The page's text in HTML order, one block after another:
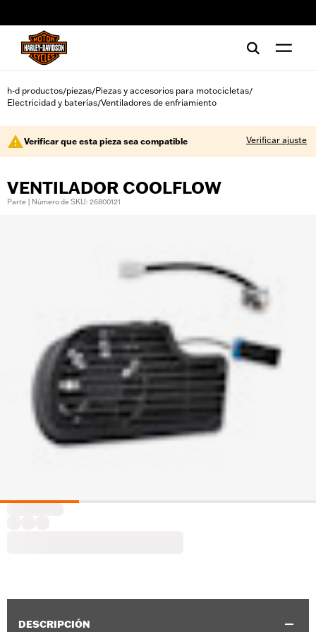
h-d productos/piezas/Piezas y accesorios para motocicletas/
Electricidad y baterías/Ventiladores de enfriamiento
Verificar que esta pieza sea compatible Verificar ajuste
VENTILADOR COOLFLOW
Parte | Número de SKU: 26800121
DESCRIPCIÓN